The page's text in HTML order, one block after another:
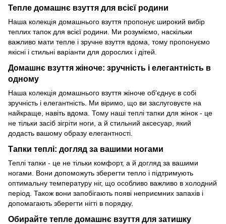
Тепле домашнє взуття для всієї родини
Наша колекція домашнього взуття пропонує широкий вибір
теплих тапок для всієї родини. Ми розуміємо, наскільки
важливо мати тепле і зручне взуття вдома, тому пропонуємо
якісні і стильні варіанти для дорослих і дітей.
Домашнє взуття жіноче: зручність і елегантність в
одному
Наша колекція домашнього взуття жіноче об'єднує в собі
зручність і елегантність. Ми віримо, що ви заслуговуєте на
найкраще, навіть вдома. Тому наші теплі тапки для жінок - це
не тільки засіб зігріти ноги, а й стильний аксесуар, який
додасть вашому образу елегантності.
Тапки теплі: догляд за вашими ногами
Теплі тапки - це не тільки комфорт, а й догляд за вашими
ногами. Вони допоможуть зберегти тепло і підтримують
оптимальну температуру ніг, що особливо важливо в холодний
період. Також вони запобігають появі неприємних запахів і
допомагають зберегти нігті в порядку.
Обирайте тепле домашнє взуття для затишку